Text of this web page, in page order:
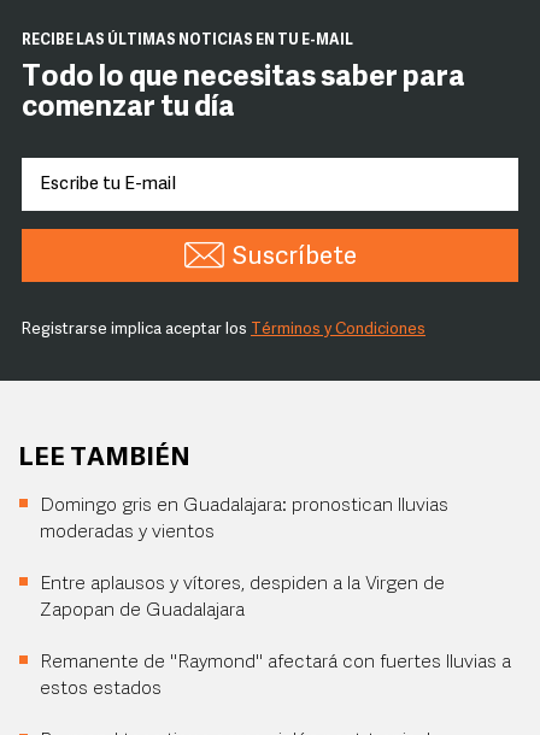
RECIBE LAS ÚLTIMAS NOTICIAS EN TU E-MAIL
Todo lo que necesitas saber para
comenzar tu día
Suscríbete
Registrarse implica aceptar los Términos y Condiciones
LEE TAMBIÉN
Domingo gris en Guadalajara: pronostican lluvias
moderadas y vientos
Entre aplausos y vítores, despiden a la Virgen de
Zapopan de Guadalajara
Remanente de "Raymond" afectará con fuertes lluvias a
estos estados